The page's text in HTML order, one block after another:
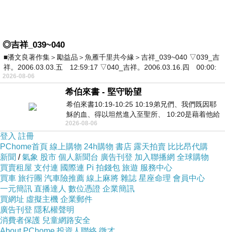
◎吉祥_039~040
■潘文良著作集＞勵益品＞魚雁千里共今緣＞吉祥_039~040 ▽039_吉
祥。2006.03.03.五 12:59:17 ▽040_吉祥。2006.03.16.四 00:00:
2026-08-06
希伯來書 - 堅守盼望
希伯來書10:19-10:25 10:19弟兄們、我們既因耶
穌的血、得以坦然進入至聖所、 10:20是藉着他給
我們開了一條又新又活的路從幔子經過
2026-08-06
登入 註冊
PChome首頁 線上購物 24h購物 書店 露天拍賣 比比昂代購
新聞 /氣象 股市 個人新聞台 廣告刊登 加入聯播網 全球購物
買賣租屋 支付連 國際連 Pi 拍錢包 旅遊 服務中心
買車 旅行團 汽車險推薦 線上麻將 雜誌 星座命理 會員中心
一元簡訊 直播達人 數位憑證 企業簡訊
買網址 虛擬主機 企業郵件
廣告刊登 隱私權聲明
消費者保護 兒童網路安全